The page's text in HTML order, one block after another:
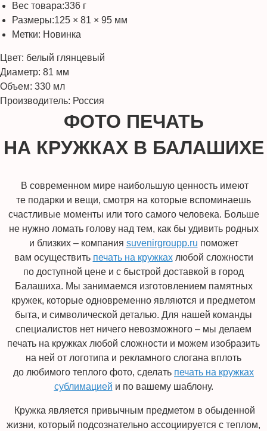
Вес товара:336 г
Размеры:125 × 81 × 95 мм
Метки: Новинка
Цвет: белый глянцевый
Диаметр: 81 мм
Объем: 330 мл
Производитель: Россия
ФОТО ПЕЧАТЬ
НА КРУЖКАХ В БАЛАШИХЕ
В современном мире наибольшую ценность имеют
те подарки и вещи, смотря на которые вспоминаешь
счастливые моменты или того самого человека. Больше
не нужно ломать голову над тем, как бы удивить родных
и близких – компания suvenirgroupp.ru поможет
вам осуществить печать на кружках любой сложности
по доступной цене и с быстрой доставкой в город
Балашиха. Мы занимаемся изготовлением памятных
кружек, которые одновременно являются и предметом
быта, и символической деталью. Для нашей команды
специалистов нет ничего невозможного – мы делаем
печать на кружках любой сложности и можем изобразить
на ней от логотипа и рекламного слогана вплоть
до любимого теплого фото, сделать печать на кружках
сублимацией и по вашему шаблону.
Кружка является привычным предметом в обыденной
жизни, который подсознательно ассоциируется с теплом,